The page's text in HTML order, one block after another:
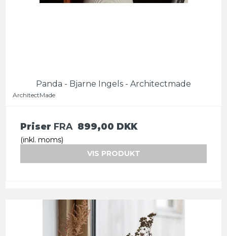
Panda - Bjarne Ingels - Architectmade
ArchitectMade
Priser FRA 899,00 DKK
(inkl. moms)
VIS PRODUKT